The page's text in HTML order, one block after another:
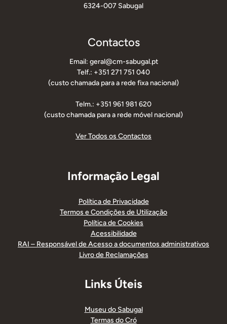
6324-007 Sabugal
Contactos
Email: geral@cm-sabugal.pt
Telf.: +351 271 751 040
(custo chamada para a rede fixa nacional)
Telm.: +351 961 981 620
(custo chamada para a rede móvel nacional)
Ver Todos os Contactos
Informação Legal
Política de Privacidade
Termos e Condições de Utilização
Política de Cookies
Acessibilidade
RAI – Responsável de Acesso a documentos administrativos
Livro de Reclamações
Links Úteis
Museu do Sabugal
Termas do Cró